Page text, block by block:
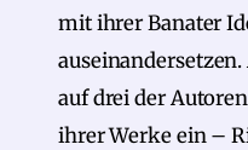
mit ihrer Banater
auf drei der
ihrer Werke ein –